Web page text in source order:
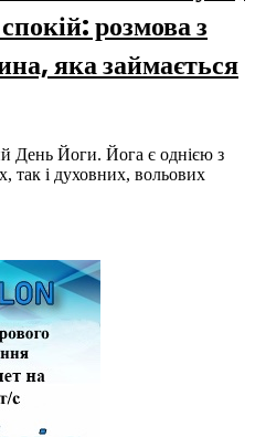
розмова з
яка займається
День Йоги. Йога є однією з
так і духовних, вольових